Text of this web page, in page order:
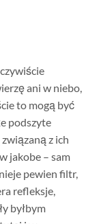
ani w niebo,
to mogą być
podszyte
z ich
jakobe – sam
pewien filtr,
refleksje,
byłbym